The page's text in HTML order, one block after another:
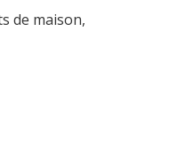
de maison,